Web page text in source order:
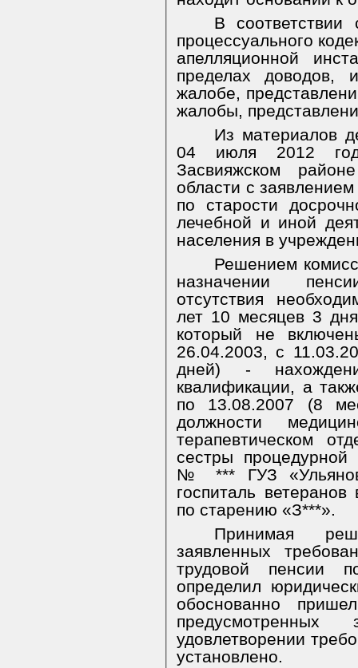
В
процессуального
апелляционной
пределах доводов,
жалобе,
жалобы,
Из материалов
04 июля 2012
Засвияжском
области с
по старости
лечебной и иной
населения в
Решением
назначении
отсутствия
лет 10 месяцев 3
который не
26.04.2003, с
дней) -
квалификации, а
по 13.08.2007 (8
должности
терапевтическом
сестры процедурной
№ *** ГУЗ
госпиталь
по старению «З***».
Принимая
заявленных
трудовой пенсии
определил
обоснованно
удовлетворении
установлено.